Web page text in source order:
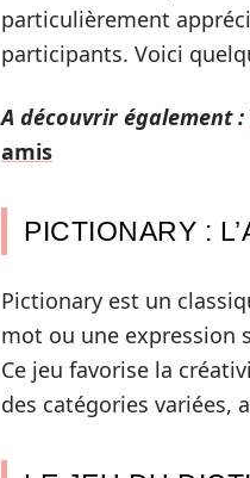
particulièrement
participants. Voici
A découvrir également :
amis
PICTIONARY :
Pictionary est un
mot ou une expression
Ce jeu favorise la
des catégories variées,